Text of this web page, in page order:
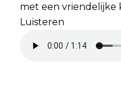
met een vriendelijke
Luisteren